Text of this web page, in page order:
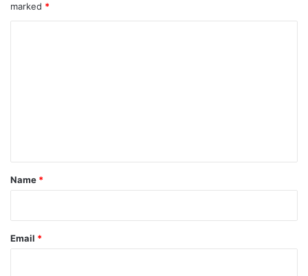
marked *
*
Name *
Email *